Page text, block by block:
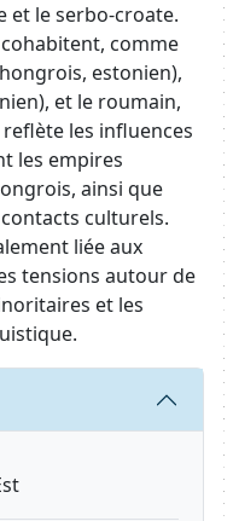
et le serbo-croate.
comme
estonien),
et le roumain,
les influences
les empires
ainsi que
culturels.
liée aux
tensions autour de
et les